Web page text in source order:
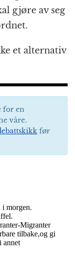
gjøre av seg
et alternativ
for en
våre.
før